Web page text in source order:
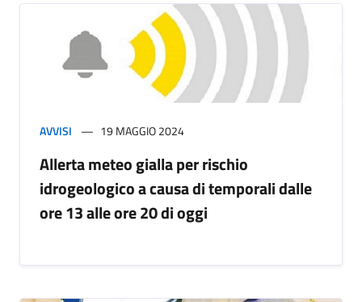
AVVISI 19 MAGGIO 2024
Allerta meteo gialla per rischio
idrogeologico a causa di temporali dalle
ore 13 alle ore 20 di oggi